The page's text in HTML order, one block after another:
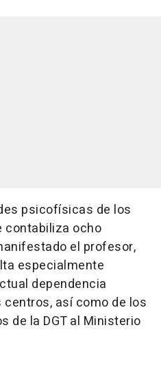
psicofísicas de los
contabiliza ocho
el profesor,
especialmente
dependencia
así como de los
de la DGT al Ministerio